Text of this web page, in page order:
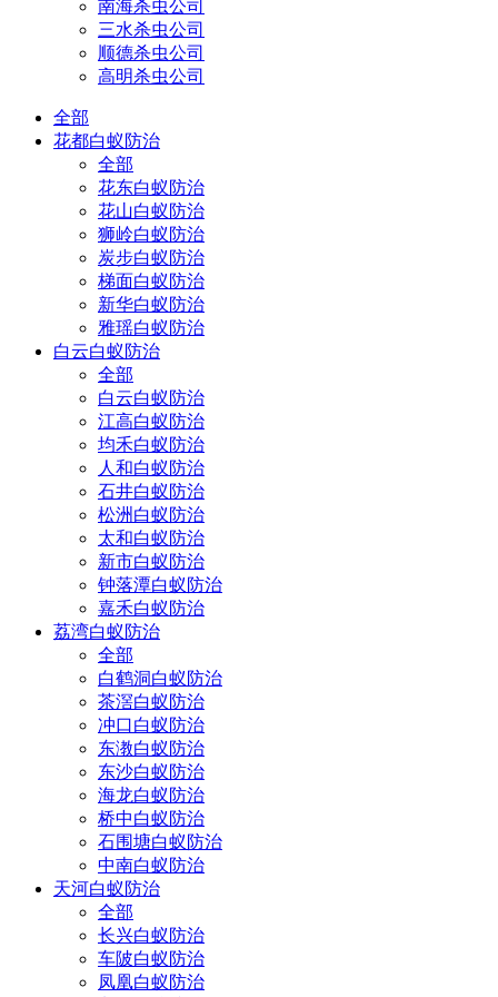
南海杀虫公司
三水杀虫公司
顺德杀虫公司
高明杀虫公司
全部
花都白蚁防治
全部
花东白蚁防治
花山白蚁防治
狮岭白蚁防治
炭步白蚁防治
梯面白蚁防治
新华白蚁防治
雅瑶白蚁防治
白云白蚁防治
全部
白云白蚁防治
江高白蚁防治
均禾白蚁防治
人和白蚁防治
石井白蚁防治
松洲白蚁防治
太和白蚁防治
新市白蚁防治
钟落潭白蚁防治
嘉禾白蚁防治
荔湾白蚁防治
全部
白鹤洞白蚁防治
茶滘白蚁防治
冲口白蚁防治
东漖白蚁防治
东沙白蚁防治
海龙白蚁防治
桥中白蚁防治
石围塘白蚁防治
中南白蚁防治
天河白蚁防治
全部
长兴白蚁防治
车陂白蚁防治
凤凰白蚁防治